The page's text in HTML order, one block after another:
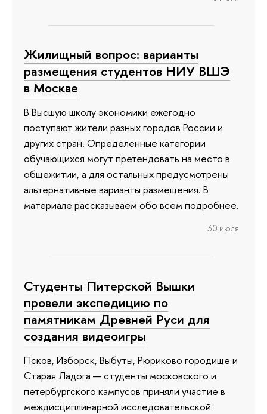
Жилищный вопрос: варианты
размещения студентов НИУ ВШЭ
в Москве
В Высшую школу экономики ежегодно
поступают жители разных городов России и
других стран. Определенные категории
обучающихся могут претендовать на место в
общежитии, а для остальных предусмотрены
альтернативные варианты размещения. В
материале рассказываем обо всем подробнее.
30 июля
Студенты Питерской Вышки
провели экспедицию по
памятникам Древней Руси для
создания видеоигры
Псков, Изборск, Выбуты, Рюриково городище и
Старая Ладога — студенты московского и
петербургского кампусов приняли участие в
междисциплинарной исследовательской